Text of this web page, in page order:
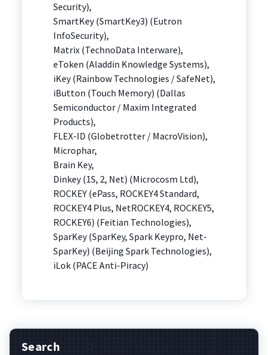
Security),
SmartKey (SmartKey3) (Eutron
InfoSecurity),
Matrix (TechnoData Interware),
eToken (Aladdin Knowledge Systems),
iKey (Rainbow Technologies / SafeNet),
iButton (Touch Memory) (Dallas
Semiconductor / Maxim Integrated
Products),
FLEX-ID (Globetrotter / MacroVision),
Microphar,
Brain Key,
Dinkey (1S, 2, Net) (Microcosm Ltd),
ROCKEY (ePass, ROCKEY4 Standard,
ROCKEY4 Plus, NetROCKEY4, ROCKEY5,
ROCKEY6) (Feitian Technologies),
SparKey (SparKey, Spark Keypro, Net-
SparKey) (Beijing Spark Technologies),
iLok (PACE Anti-Piracy)
Search